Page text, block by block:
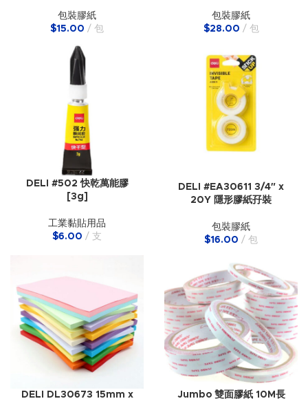
包裝膠紙
$15.00 包
包裝膠紙
$28.00 包
DELI #502 快乾萬能膠
[3g]
工業黏貼用品
$6.00 支
DELI #EA30611 3/4″ x
20Y 隱形膠紙孖裝
包裝膠紙
$16.00 包
DELI DL30673 15mm x
Jumbo 雙面膠紙 10M長